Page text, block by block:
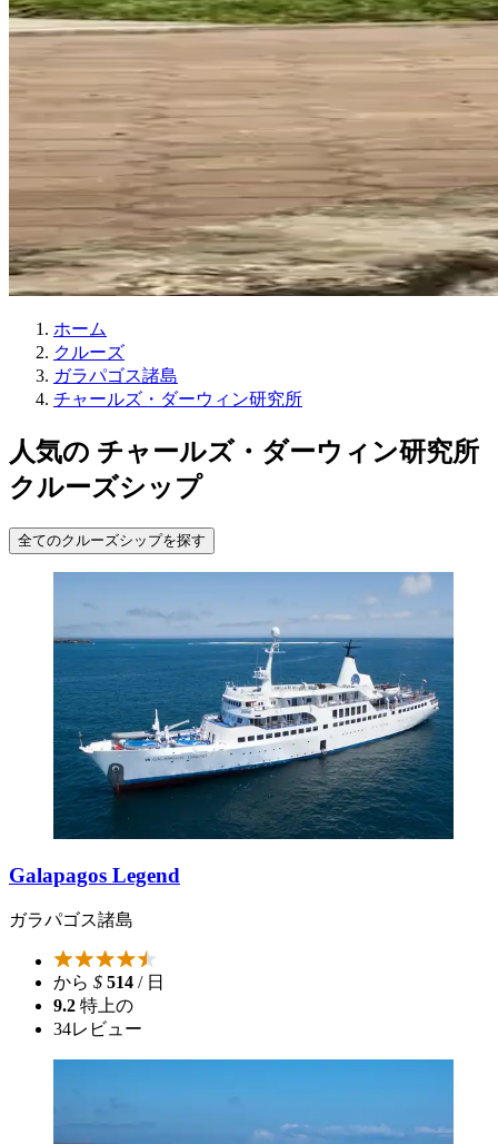
ホーム
クルーズ
ガラパゴス諸島
チャールズ・ダーウィン研究所
人気の チャールズ・ダーウィン研究所
クルーズシップ
全てのクルーズシップを探す
Galapagos Legend
ガラパゴス諸島
から $ 514 / 日
9.2 特上の
34レビュー